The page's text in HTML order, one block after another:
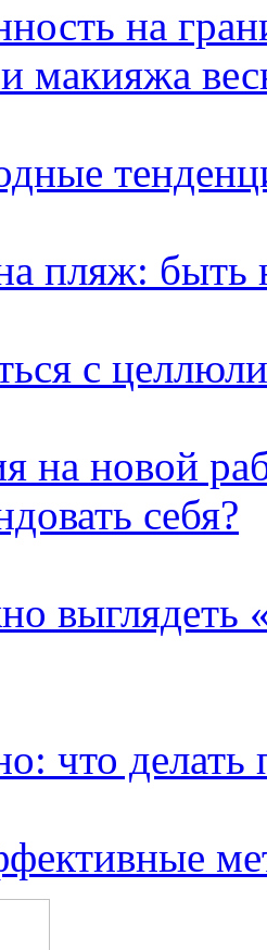
на
макияжа
пляж: быть
с
на новой
себя?
выглядеть
что делать